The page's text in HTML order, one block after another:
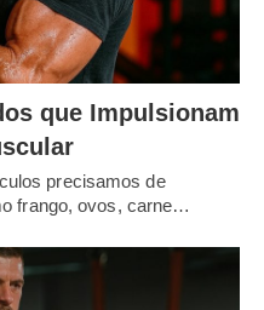
que Impulsionam
precisamos de
frango, ovos, carne…